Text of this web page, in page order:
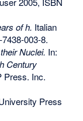
of h. Italian
003-8.
Nuclei. In:
Century
Press. Inc.
Press